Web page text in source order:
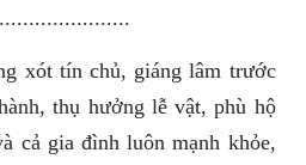
xót tín chủ, giáng lâm trước
thụ hưởng lễ vật, phù hộ
cả gia đình luôn mạnh khỏe,